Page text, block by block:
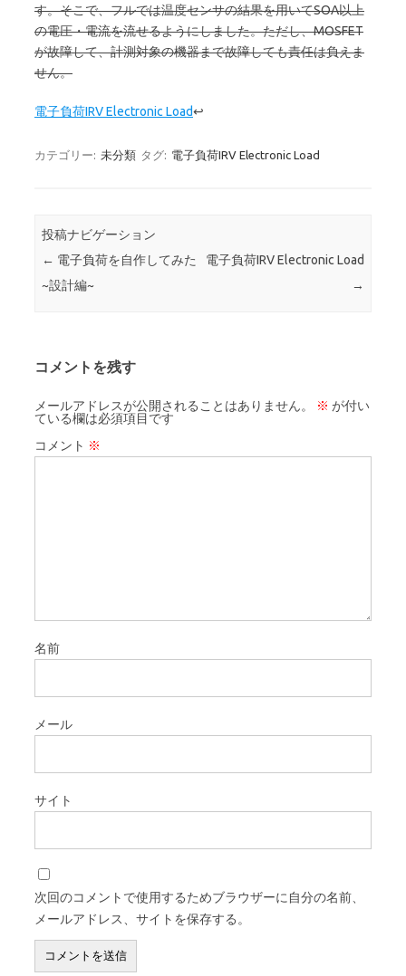
す。そこで、フルでは温度センサの結果を用いてSOA以上
の電圧・電流を流せるようにしました。ただし、MOSFET
が故障して、計測対象の機器まで故障しても責任は負えま
せん。
電子負荷IRV Electronic Load↩
カテゴリー: 未分類 タグ: 電子負荷IRV Electronic Load
投稿ナビゲーション
← 電子負荷を自作してみた
~設計編~
電子負荷IRV Electronic Load
→
コメントを残す
メールアドレスが公開されることはありません。 ※ が付い
ている欄は必須項目です
コメント ※
名前
メール
サイト
次回のコメントで使用するためブラウザーに自分の名前、
メールアドレス、サイトを保存する。